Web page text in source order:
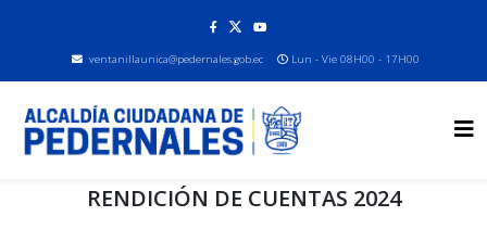
ventanillaunica@pedernales.gob.ec Lun - Vie 08H00 - 17H00
RENDICIÓN DE CUENTAS 2024